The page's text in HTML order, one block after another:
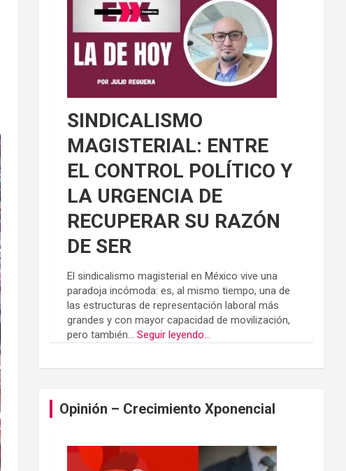
SINDICALISMO
MAGISTERIAL: ENTRE
EL CONTROL POLÍTICO Y
LA URGENCIA DE
RECUPERAR SU RAZÓN
DE SER
El sindicalismo magisterial en México vive una
paradoja incómoda: es, al mismo tiempo, una de
las estructuras de representación laboral más
grandes y con mayor capacidad de movilización,
pero también...Seguir leyendo...
Opinión – Crecimiento Xponencial